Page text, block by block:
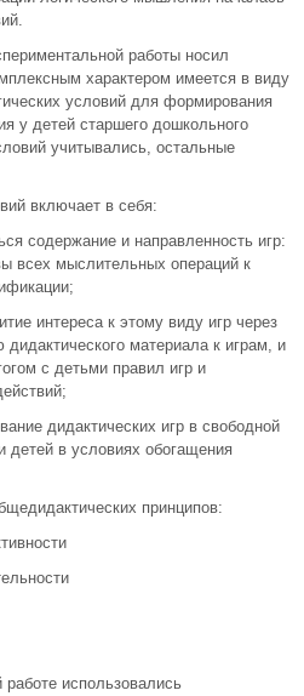
работы носил
характером имеется в виду
условий для формирования
у детей старшего дошкольного
учитывались, остальные
включает в себя:
содержание и направленность игр:
всех мыслительных операций к
интереса к этому виду игр через
материала к играм, и
с детьми правил игр и
дидактических игр в свободной
детей в условиях обогащения
принципов:
использовались